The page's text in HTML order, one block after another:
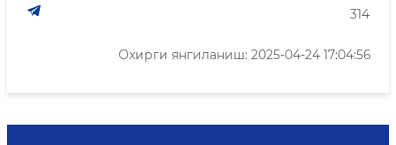
314
Охирги янгиланиш: 2025-04-24 17:04:56